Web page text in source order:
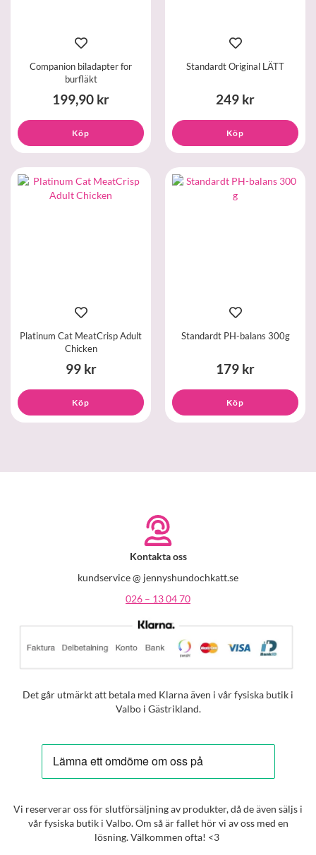
Companion biladapter for
burfläkt
199,90 kr
Köp
Standardt Original LÄTT
249 kr
Köp
Platinum Cat MeatCrisp Adult
Chicken
99 kr
Köp
Standardt PH-balans 300g
179 kr
Köp
Kontakta oss
kundservice @ jennyshundochkatt.se
026 – 13 04 70
Det går utmärkt att betala med Klarna även i vår fysiska butik i
Valbo i Gästrikland.
Vi reserverar oss för slutförsäljning av produkter, då de även säljs i
vår fysiska butik i Valbo. Om så är fallet hör vi av oss med en
lösning. Välkommen ofta! <3